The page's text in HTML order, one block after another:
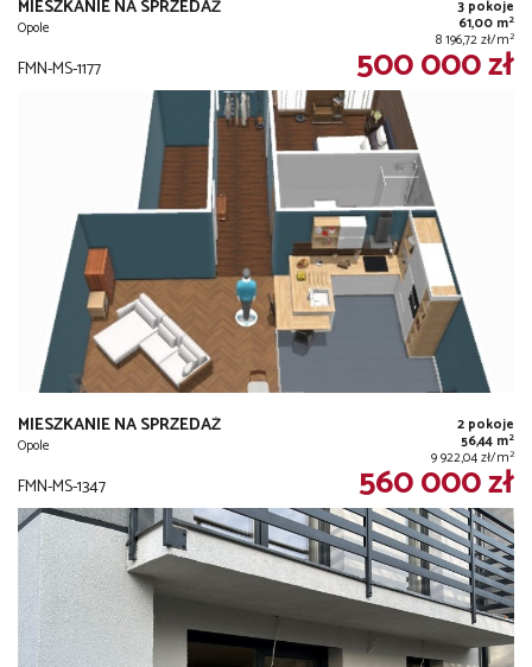
MIESZKANIE NA SPRZEDAŻ
Opole
3 pokoje
61,00 m2
8 196,72 zł/m2
FMN-MS-1177 500 000 zł
MIESZKANIE NA SPRZEDAŻ
Opole
2 pokoje
56,44 m2
9 922,04 zł/m2
FMN-MS-1347 560 000 zł